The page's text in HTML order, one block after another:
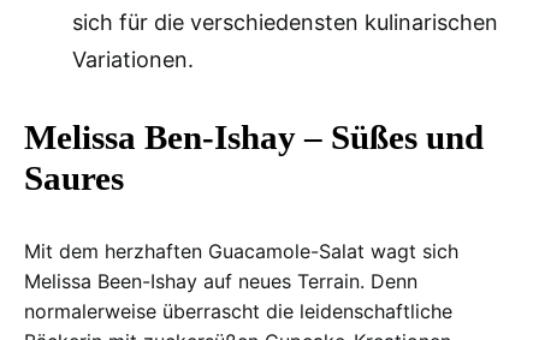
sich für die verschiedensten kulinarischen
Variationen.
Melissa Ben-Ishay – Süßes und
Saures
Mit dem herzhaften Guacamole-Salat wagt sich
Melissa Been-Ishay auf neues Terrain. Denn
normalerweise überrascht die leidenschaftliche